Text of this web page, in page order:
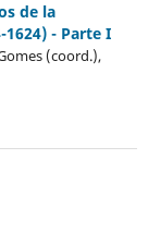
de la
1624) - Parte I
(coord.),